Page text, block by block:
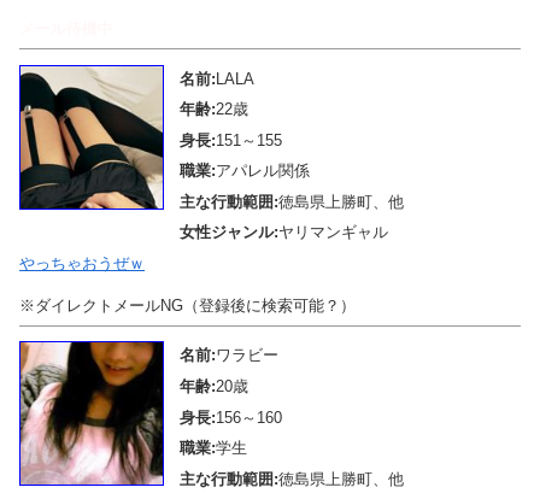
名前:LALA
年齢:22歳
身長:151～155
職業:アパレル関係
主な行動範囲:徳島県上勝町、他
女性ジャンル:ヤリマンギャル
やっちゃおうぜｗ
※ダイレクトメールNG（登録後に検索可能？）
名前:ワラビー
年齢:20歳
身長:156～160
職業:学生
主な行動範囲:徳島県上勝町、他